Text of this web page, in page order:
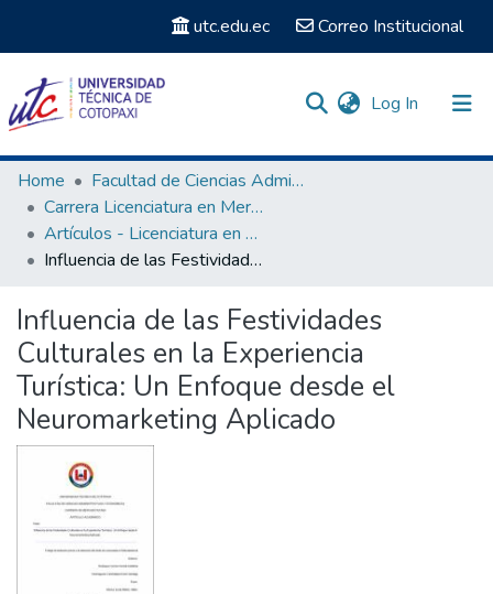
utc.edu.ec Correo Institucional
Log In (current)
Communities & Collections
Search
Statistics
Home
Facultad de Ciencias Administrativas y Económicas
Carrera Licenciatura en Mercadotecnia
Artículos - Licenciatura en Mercadotécnia
Influencia de las Festividades Culturales en la Experiencia Turística: Un Enfoque desde el Neuromarketing Aplicado
Influencia de las Festividades
Culturales en la Experiencia
Turística: Un Enfoque desde el
Neuromarketing Aplicado